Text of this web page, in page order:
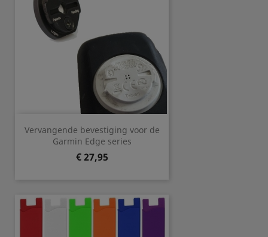
Vervangende bevestiging voor de
Garmin Edge series
Prijs
€ 27,95